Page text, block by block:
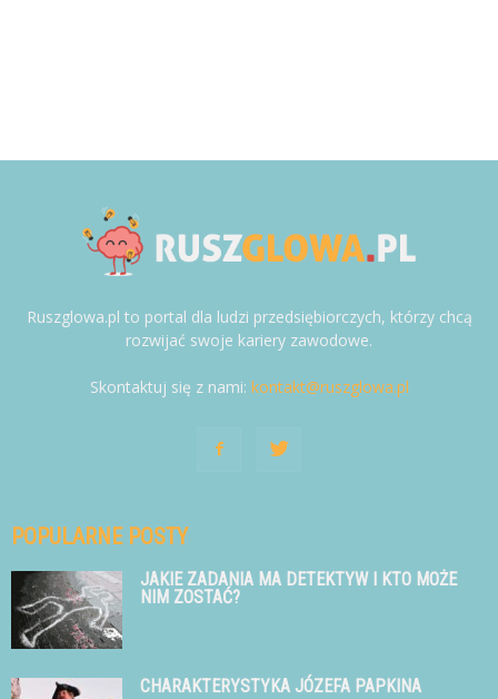
Ruszglowa.pl to portal dla ludzi przedsiębiorczych, którzy chcą
rozwijać swoje kariery zawodowe.
Skontaktuj się z nami: kontakt@ruszglowa.pl
POPULARNE POSTY
JAKIE ZADANIA MA DETEKTYW I KTO MOŻE
NIM ZOSTAĆ?
CHARAKTERYSTYKA JÓZEFA PAPKINA